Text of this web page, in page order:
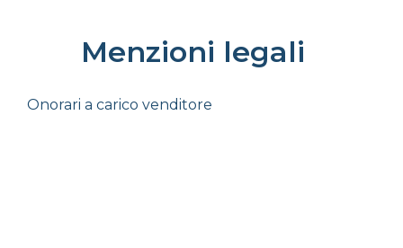
Menzioni legali
Onorari a carico venditore